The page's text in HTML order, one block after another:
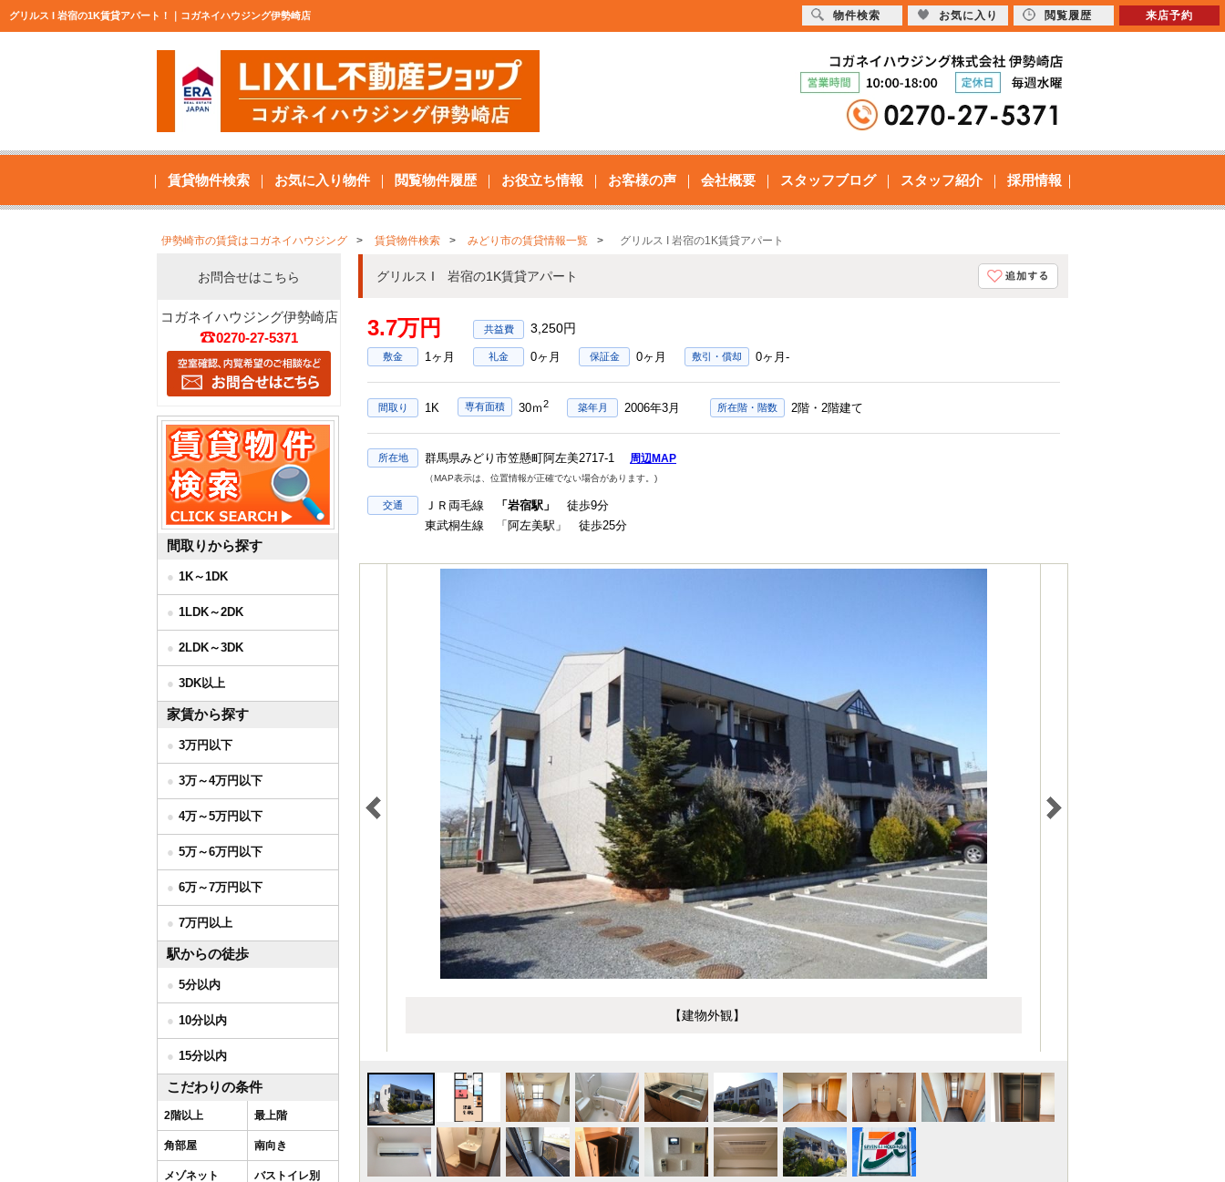
グリルス I 岩宿の1K賃貸アパート！｜コガネイハウジング伊勢崎店
賃貸物件検索 お気に入り物件 閲覧物件履歴 お役立ち情報 お客様の声 会社概要 スタッフブログ スタッフ紹介 採用情報
伊勢崎市の賃貸はコガネイハウジング 賃貸物件検索 みどり市の賃貸情報一覧 グリルス I 岩宿の1K賃貸アパート
グリルス I 岩宿の1K賃貸アパート
3.7万円 3,250円
敷金 1ヶ月 礼金 0ヶ月 保証金 0ヶ月 敷引・償却 0ヶ月-
間取り 1K 専有面積 30ｍ2 築年月 2006年3月 所在階・階数 2階・2階建て
所在地 群馬県みどり市笠懸町阿左美2717-1 周辺MAP
（MAP表示は、位置情報が正確でない場合があります。)
交通 ＪＲ両毛線 「岩宿駅」
徒歩9分
東武桐生線 「阿左美駅」 徒歩25分
【建物外観】
お問合せはこちら
コガネイハウジング伊勢崎店
0270-27-5371
間取りから探す
1K～1DK
1LDK～2DK
2LDK～3DK
3DK以上
家賃から探す
3万円以下
3万～4万円以下
4万～5万円以下
5万～6万円以下
6万～7万円以下
7万円以上
駅からの徒歩
5分以内
10分以内
15分以内
こだわりの条件
2階以上 最上階
角部屋 南向き
メゾネット バストイレ別
物件検索 お気に入り 閲覧履歴 来店予約